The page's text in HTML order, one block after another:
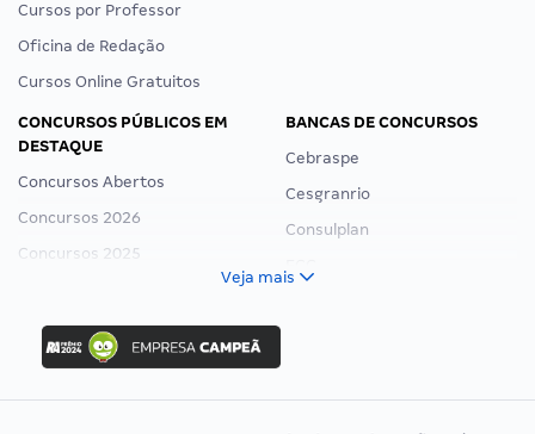
Cursos por Professor
Oficina de Redação
Cursos Online Gratuitos
CONCURSOS PÚBLICOS EM
DESTAQUE
Concursos Abertos
Concursos 2026
Concursos 2025
Concurso Ibama
Concurso MPU
Editais publicados
BANCAS DE CONCURSOS
Cebraspe
Cesgranrio
Consulplan
Veja mais